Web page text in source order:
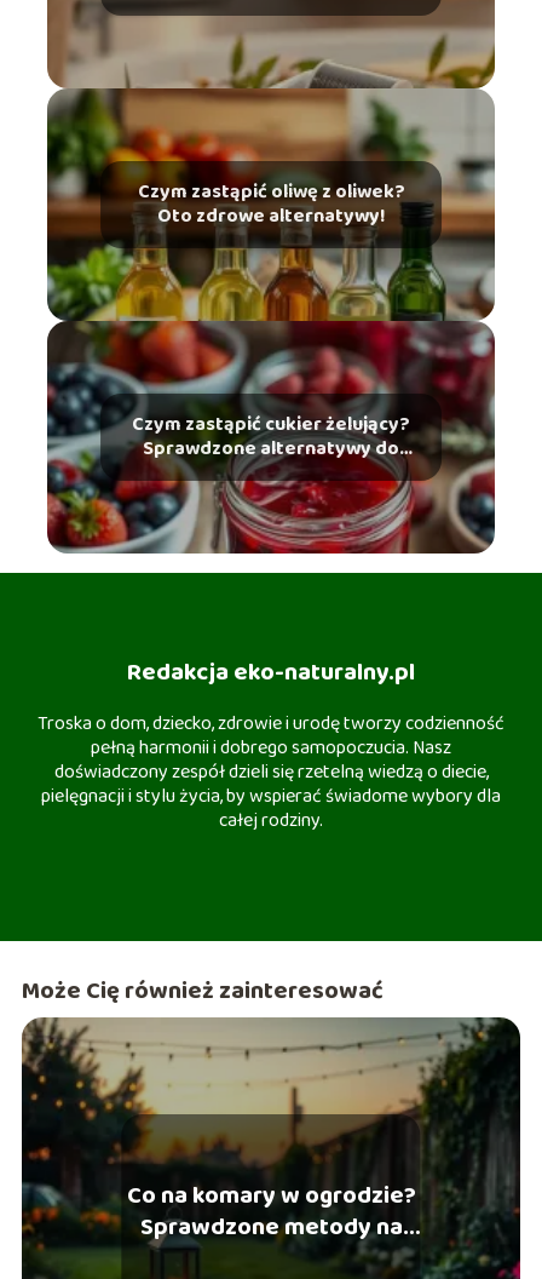
Czym zastąpić oliwę z oliwek?
Oto zdrowe alternatywy!
Czym zastąpić cukier żelujący?
Sprawdzone alternatywy do
dżemów
Redakcja eko-naturalny.pl
Troska o dom, dziecko, zdrowie i urodę tworzy codzienność
pełną harmonii i dobrego samopoczucia. Nasz
doświadczony zespół dzieli się rzetelną wiedzą o diecie,
pielęgnacji i stylu życia, by wspierać świadome wybory dla
całej rodziny.
Może Cię również zainteresować
Co na komary w ogrodzie?
Sprawdzone metody na
skuteczną ochronę